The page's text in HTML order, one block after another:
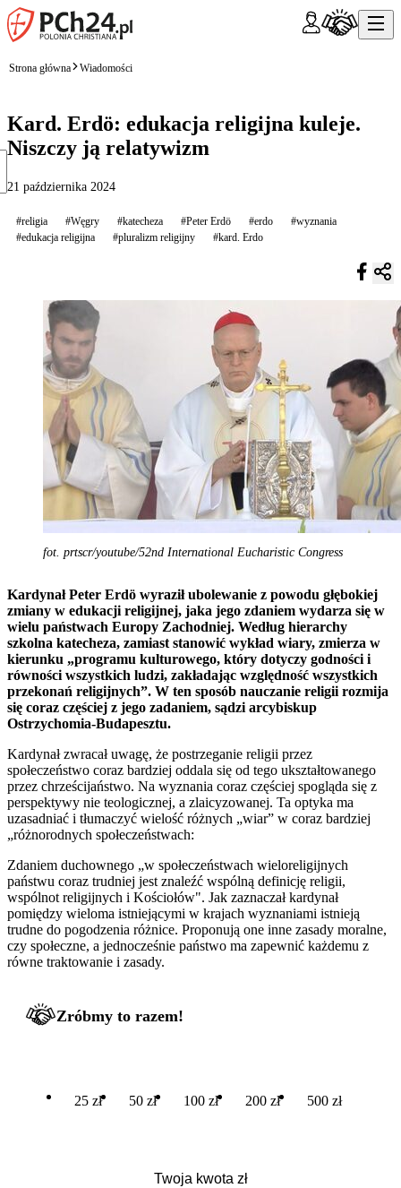
Strona główna Wiadomości
Kard. Erdö: edukacja religijna kuleje.
Niszczy ją relatywizm
21 października 2024
#religia #Węgry #katecheza #Peter Erdö #erdo
#wyznania
#edukacja religijna
#pluralizm religijny #kard. Erdo
fot. prtscr/youtube/52nd International Eucharistic Congress
Kardynał Peter Erdö wyraził ubolewanie z powodu głębokiej
zmiany w edukacji religijnej, jaka jego zdaniem wydarza się w
wielu państwach Europy Zachodniej. Według hierarchy
szkolna katecheza, zamiast stanowić wykład wiary, zmierza w
kierunku „programu kulturowego, który dotyczy godności i
równości wszystkich ludzi, zakładając względność wszystkich
przekonań religijnych”. W ten sposób nauczanie religii rozmija
się coraz częściej z jego zadaniem, sądzi arcybiskup
Ostrzychomia-Budapesztu.
Kardynał zwracał uwagę, że postrzeganie religii przez
społeczeństwo coraz bardziej oddala się od tego ukształtowanego
przez chrześcijaństwo. Na wyznania coraz częściej spogląda się z
perspektywy nie teologicznej, a zlaicyzowanej. Ta optyka ma
uzasadniać i tłumaczyć wielość różnych „wiar” w coraz bardziej
„różnorodnych społeczeństwach:
Zdaniem duchownego „w społeczeństwach wieloreligijnych
państwu coraz trudniej jest znaleźć wspólną definicję religii,
wspólnot religijnych i Kościołów". Jak zaznaczał kardynał
pomiędzy wieloma istniejącymi w krajach wyznaniami istnieją
trudne do pogodzenia różnice. Proponują one inne zasady moralne,
czy społeczne, a jednocześnie państwo ma zapewnić każdemu z
równe traktowanie i zasady.
Zróbmy to razem!
25 zł 50 zł 100 zł 200 zł 500 zł